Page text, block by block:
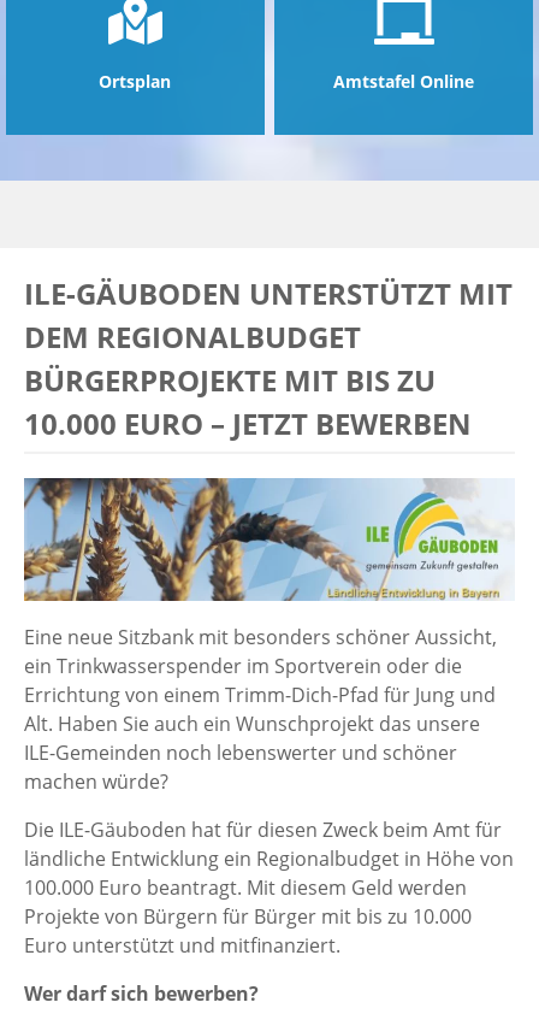
Ortsplan Amtstafel Online
ILE-GÄUBODEN UNTERSTÜTZT MIT
DEM REGIONALBUDGET
BÜRGERPROJEKTE MIT BIS ZU
10.000 EURO – JETZT BEWERBEN
Eine neue Sitzbank mit besonders schöner Aussicht,
ein Trinkwasserspender im Sportverein oder die
Errichtung von einem Trimm-Dich-Pfad für Jung und
Alt. Haben Sie auch ein Wunschprojekt das unsere
ILE-Gemeinden noch lebenswerter und schöner
machen würde?
Die ILE-Gäuboden hat für diesen Zweck beim Amt für
ländliche Entwicklung ein Regionalbudget in Höhe von
100.000 Euro beantragt. Mit diesem Geld werden
Projekte von Bürgern für Bürger mit bis zu 10.000
Euro unterstützt und mitfinanziert.
Wer darf sich bewerben?